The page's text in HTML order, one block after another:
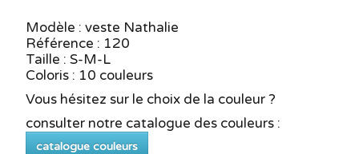
Modèle : veste Nathalie
Référence : 120
Taille : S-M-L
Coloris : 10 couleurs
Vous hésitez sur le choix de la couleur ?
consulter notre catalogue des couleurs :
catalogue couleurs